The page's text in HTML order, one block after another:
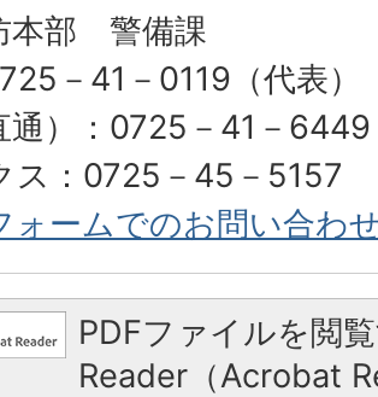
本部 警備課
－41－0119（代表）
通）：0725－41－
ス：0725－45－5157
ォームでのお問い合わ
PDFファイルを閲
Reader（Acrobat